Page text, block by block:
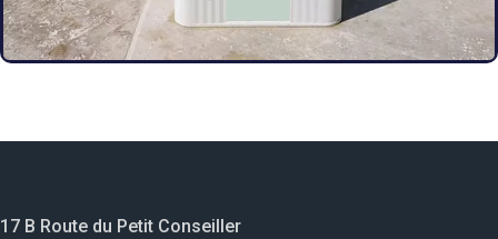
17 B Route du Petit Conseiller